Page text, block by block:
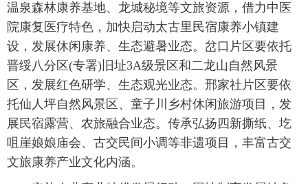
温泉森林康养基地、龙城秘境等文旅资源，借力中医
院康复医疗特色，加快启动太古里民宿康养小镇建
设，发展休闲康养、生态避暑业态。岔口片区要依托
晋绥八分区(专署)旧址3A级景区和二龙山自然风景
区，发展红色研学、生态观光业态。邢家社片区要依
托仙人坪自然风景区、童子川乡村休闲旅游项目，发
展民宿露营、农旅融合业态。传承弘扬四新撕纸、圪
咀崖娘娘庙会、古交民间小调等非遗项目，丰富古交
文旅康养产业文化内涵。